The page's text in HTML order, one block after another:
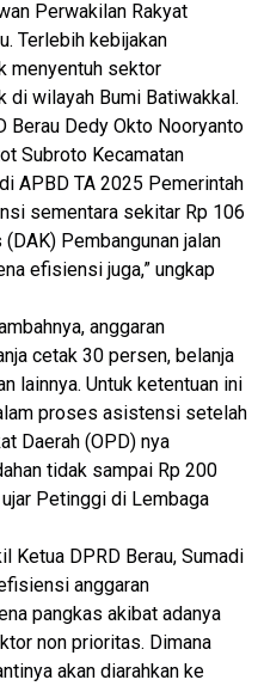
Perwakilan Rakyat
Terlebih kebijakan
menyentuh sektor
di wilayah Bumi Batiwakkal.
Berau Dedy Okto Nooryanto
Subroto Kecamatan
APBD TA 2025 Pemerintah
sementara sekitar Rp 106
Pembangunan jalan
efisiensi juga,” ungkap
anggaran
cetak 30 persen, belanja
lainnya. Untuk ketentuan ini
proses asistensi setelah
Daerah (OPD) nya
tidak sampai Rp 200
Petinggi di Lembaga
Ketua DPRD Berau, Sumadi
anggaran
pangkas akibat adanya
non prioritas. Dimana
akan diarahkan ke